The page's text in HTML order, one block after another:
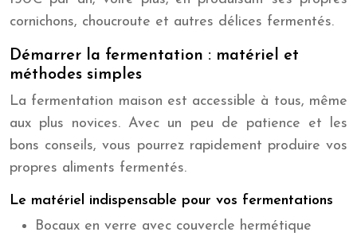
cornichons, choucroute et autres délices fermentés.
Démarrer la fermentation : matériel et
méthodes simples
La fermentation maison est accessible à tous, même
aux plus novices. Avec un peu de patience et les
bons conseils, vous pourrez rapidement produire vos
propres aliments fermentés.
Le matériel indispensable pour vos fermentations
Bocaux en verre avec couvercle hermétique